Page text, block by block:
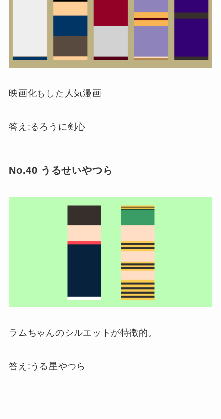
映画化もした人気漫画
答え:るろうに剣心
No.40 うるせいやつら
ラムちゃんのシルエットが特徴的。
答え:うる星やつら